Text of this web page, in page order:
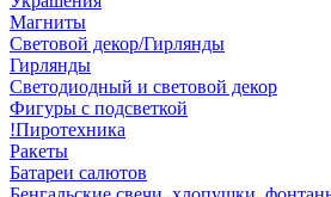
Магниты
Световой декор/Гирлянды
Гирлянды
Светодиодный и световой декор
Фигуры с подсветкой
!Пиротехника
Ракеты
Батареи салютов